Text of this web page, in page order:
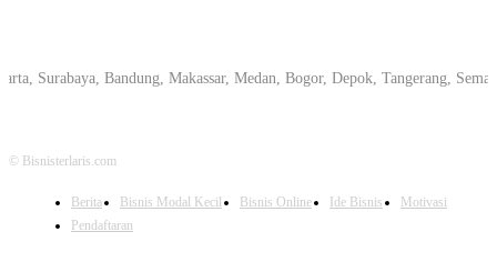
Bandung, Makassar, Medan, Bogor, Depok, Tangerang, Semarang,
© Bisnisterlaris.com
Berita Bisnis Modal Kecil Bisnis Online Ide Bisnis
Motivasi
Pendaftaran